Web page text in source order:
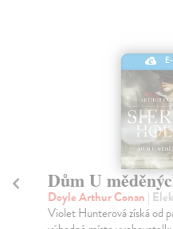
Dům U
Doyle Arthur Conan |
Violet Hunterová získá od